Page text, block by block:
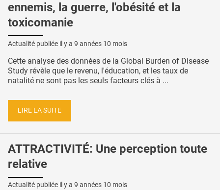
ennemis, la guerre, l'obésité et la
toxicomanie
Actualité publiée il y a 9 années 10 mois
Cette analyse des données de la Global Burden of Disease
Study révèle que le revenu, l'éducation, et les taux de
natalité ne sont pas les seuls facteurs clés à ...
LIRE LA SUITE
ATTRACTIVITÉ: Une perception toute
relative
Actualité publiée il y a 9 années 10 mois